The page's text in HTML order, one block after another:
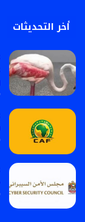
أخر التحديثات